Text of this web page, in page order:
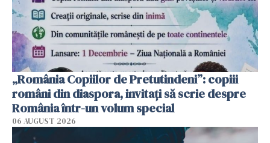
„România Copiilor de Pretutindeni”: copiii
români din diaspora, invitați să scrie despre
România într-un volum special
06 AUGUST 2026